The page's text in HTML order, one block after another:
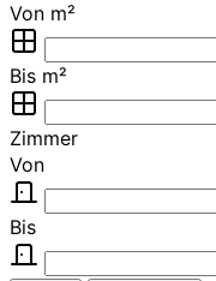
Von m²
Bis m²
Zimmer
Von
Bis